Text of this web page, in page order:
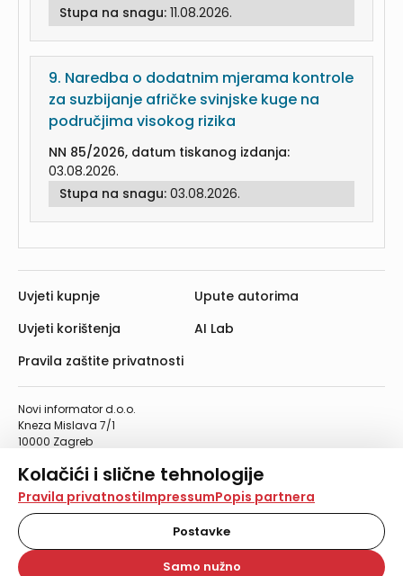
Kolačići i slične tehnologije
Na našoj web stranici koristimo kolačiće i slične
tehnologije za pohranu, čitanje i obradu informacija na
vašem uređaju. Time poboljšavamo korisničko iskustvo,
analiziramo promet na stranici te prikazujemo sadržaje i
oglase koji vas zanimaju. Korisnički profili mogu se kreirati
Pravila privatnostiImpressumPopis partnera
Postavke
Samo nužno
Stupa na snagu: 11.08.2026.
9. Naredba o dodatnim mjerama kontrole
za suzbijanje afričke svinjske kuge na
područjima visokog rizika
NN 85/2026, datum tiskanog izdanja:
03.08.2026.
Stupa na snagu: 03.08.2026.
Novi informator d.o.o.
Kneza Mislava 7/1
10000 Zagreb
Telefaks: 01/4612-553
info@informator.hr
PRATITE NAS:
Uvjeti kupnje
Uvjeti korištenja
Pravila zaštite privatnosti
Upute autorima
AI Lab